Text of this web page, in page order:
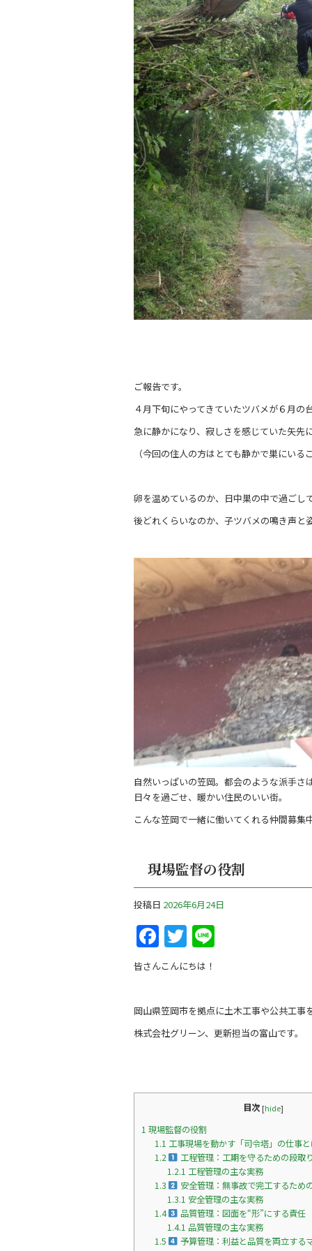
ご報告です。
４月下旬にやってきていたツバメが６月の
急に静かになり、寂しさを感じていた矢先
（今回の住人の方はとても静かで巣にい
卵を温めているのか、日中巣の中で過ごし
後どれくらいなのか、子ツバメの鳴き声と
自然いっぱいの笠岡。都会のような派手さ
日々を過ごせ、暖かい住民のいい街。
こんな笠岡で一緒に働いてくれる仲間募
現場監督の役割
投稿日 2026年6月24日
F
a
c
e
b
o
k
T
w
itt
er
皆さんこんにちは！
岡山県笠岡市を拠点に土木工事や公共工事
株式会社グリーン、更新担当の富山です。
目次 [hide]
1 現場監督の役割
1.1 工事現場を動かす「司令塔」の仕事
1.2
工程管理：工期を守るための段取
1.2.1 工程管理の主な実務
1.3
安全管理：無事故で完工するため
1.3.1 安全管理の主な実務
1.4
品質管理：図面を“形”にする責任
1.4.1 品質管理の主な実務
1.5
予算管理：利益と品質を両立する